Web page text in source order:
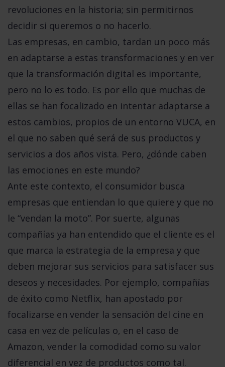
revoluciones en la historia; sin permitirnos
decidir si queremos o no hacerlo.
Las empresas, en cambio, tardan un poco más
en adaptarse a estas transformaciones y en ver
que la transformación digital es importante,
pero no lo es todo. Es por ello que muchas de
ellas se han focalizado en intentar adaptarse a
estos cambios, propios de un entorno VUCA, en
el que no saben qué será de sus productos y
servicios a dos años vista. Pero, ¿dónde caben
las emociones en este mundo?
Ante este contexto, el consumidor busca
empresas que entiendan lo que quiere y que no
le “vendan la moto”. Por suerte, algunas
compañías ya han entendido que el cliente es el
que marca la estrategia de la empresa y que
deben mejorar sus servicios para satisfacer sus
deseos y necesidades. Por ejemplo, compañías
de éxito como Netflix, han apostado por
focalizarse en vender la sensación del cine en
casa en vez de películas o, en el caso de
Amazon, vender la comodidad como su valor
diferencial en vez de productos como tal.